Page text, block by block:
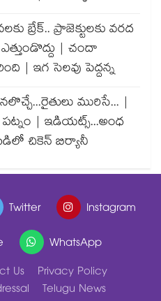
బ్రేక్.. ప్రాజెక్టులకు వరద
| చందా
| ఇగ సెలవు పెద్దన్న
మురిసే... |
పట్నం | ఇడియట్స్...అంధ
చికెన్ బిర్యానీ
Twitter
Instagram
WhatsApp
Us
Privacy Policy
Telugu News